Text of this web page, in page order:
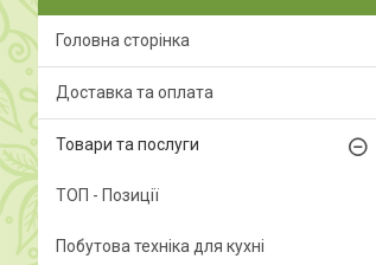
Головна сторінка
Доставка та оплата
Товари та послуги
ТОП - Позиції
Побутова техніка для кухні